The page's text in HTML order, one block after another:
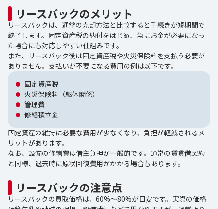
リースバックのメリット
リースバックは、通常の売却方法と比較すると手続きが短期間で
終了します。固定資産税の納付をはじめ、急にお金が必要になっ
た場合にも対応しやすい仕組みです。
また、リースバック後は固定資産税や火災保険料を支払う必要が
ありません。支払いが不要になる費用の例は以下です。
固定資産税
火災保険料（躯体関係）
管理費
修繕積立金
固定資産の維持に必要な費用が少なくなり、負担が軽減されるメ
リットがあります。
なお、設備の修繕費は借主負担が一般的です。通常の賃貸借契約
と同様、退去時に原状回復費用がかかる場合もあります。
リースバックの注意点
リースバックの買取価格は、60%～80%が目安です。実際の価格